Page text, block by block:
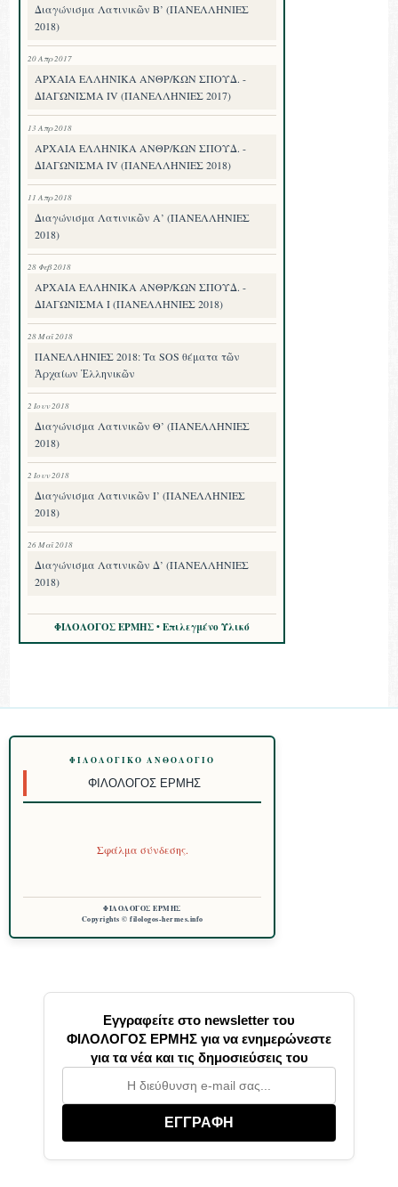
Διαγώνισμα Λατινικῶν Β’ (ΠΑΝΕΛΛΗΝΙΕΣ
2018)
20 Απρ 2017
ΑΡΧΑΙΑ ΕΛΛΗΝΙΚΑ ΑΝΘΡ/ΚΩΝ ΣΠΟΥΔ. -
ΔΙΑΓΩΝΙΣΜΑ IV (ΠΑΝΕΛΛΗΝΙΕΣ 2017)
13 Απρ 2018
ΑΡΧΑΙΑ ΕΛΛΗΝΙΚΑ ΑΝΘΡ/ΚΩΝ ΣΠΟΥΔ. -
ΔΙΑΓΩΝΙΣΜΑ IV (ΠΑΝΕΛΛΗΝΙΕΣ 2018)
11 Απρ 2018
Διαγώνισμα Λατινικῶν Α’ (ΠΑΝΕΛΛΗΝΙΕΣ
2018)
28 Φεβ 2018
ΑΡΧΑΙΑ ΕΛΛΗΝΙΚΑ ΑΝΘΡ/ΚΩΝ ΣΠΟΥΔ. -
ΔΙΑΓΩΝΙΣΜΑ I (ΠΑΝΕΛΛΗΝΙΕΣ 2018)
28 Μαΐ 2018
ΠΑΝΕΛΛΗΝΙΕΣ 2018: Τα SOS θέματα τῶν
Ἀρχαίων Ἑλληνικῶν
2 Ιουν 2018
Διαγώνισμα Λατινικῶν Θ’ (ΠΑΝΕΛΛΗΝΙΕΣ
2018)
2 Ιουν 2018
Διαγώνισμα Λατινικῶν Ι’ (ΠΑΝΕΛΛΗΝΙΕΣ
2018)
26 Μαΐ 2018
Διαγώνισμα Λατινικῶν Δ’ (ΠΑΝΕΛΛΗΝΙΕΣ
2018)
ΦΙΛΟΛΟΓΟΣ ΕΡΜΗΣ • Επιλεγμένο Υλικό
ΦΙΛΟΛΟΓΙΚΌ ΑΝΘΟΛΌΓΙΟ
ΦΙΛΌΛΟΓΟΣ ΕΡΜΉΣ
Σφάλμα σύνδεσης.
ΦΙΛΟΛΟΓΟΣ ΕΡΜΗΣ
Copyrights © filologos-hermes.info
Εγγραφείτε στο newsletter του
ΦΙΛΟΛΟΓΟΣ ΕΡΜΗΣ για να ενημερώνεστε
για τα νέα και τις δημοσιεύσεις του
ΕΓΓΡΑΦΗ